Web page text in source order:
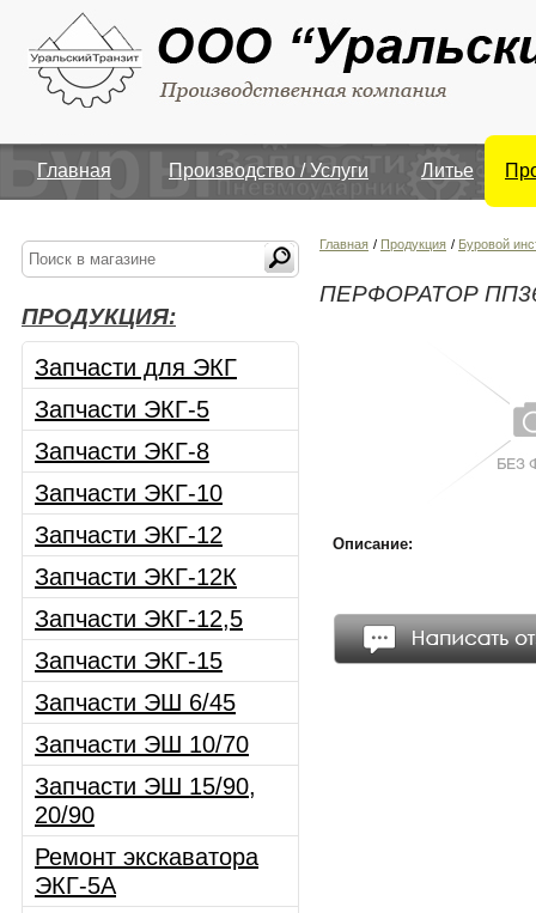
Главная Производство / Услуги Литье
ПРОДУКЦИЯ:
Запчасти для ЭКГ
Запчасти ЭКГ-5
Запчасти ЭКГ-8
Запчасти ЭКГ-10
Запчасти ЭКГ-12
Запчасти ЭКГ-12К
Запчасти ЭКГ-12,5
Запчасти ЭКГ-15
Запчасти ЭШ 6/45
Запчасти ЭШ 10/70
Запчасти ЭШ 15/90,
20/90
Ремонт экскаватора
ЭКГ-5А
Главная / Продукция / Буровой
ПЕРФОРАТОР
Описание: